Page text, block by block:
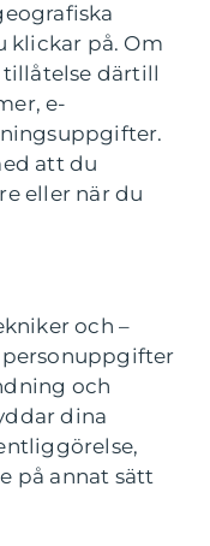
klickar på. Om
därtill
e-
att du
eller när du
och –
och
dina
på annat sätt